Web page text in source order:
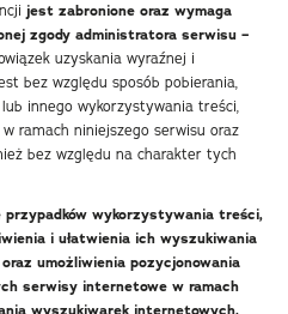
jest zabronione oraz wymaga
zgody administratora serwisu –
uzyskania wyraźnej i
bez względu sposób pobierania,
innego wykorzystywania treści,
ramach niniejszego serwisu oraz
bez względu na charakter tych
wykorzystywania treści,
i ułatwienia ich wyszukiwania
umożliwienia pozycjonowania
serwisy internetowe w ramach